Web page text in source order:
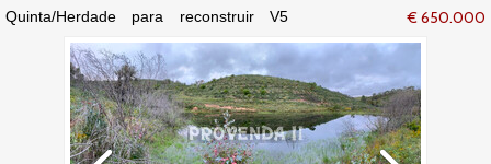
€ 650.000
Quinta/Herdade para reconstruir V5